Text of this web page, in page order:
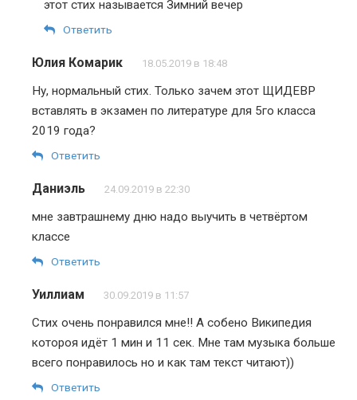
этот стих называется Зимний вечер
Ответить
Юлия Комарик 18.05.2019 в 18:48
Ну, нормальный стих. Только зачем этот ЩИДЕВР
вставлять в экзамен по литературе для 5го класса
2019 года?
Ответить
Даниэль 24.09.2019 в 22:30
мне завтрашнему дню надо выучить в четвёртом
классе
Ответить
Уиллиам 30.09.2019 в 11:57
Стих очень понравился мне!! А собено Википедия
котороя идёт 1 мин и 11 сек. Мне там музыка больше
всего понравилось но и как там текст читают))
Ответить